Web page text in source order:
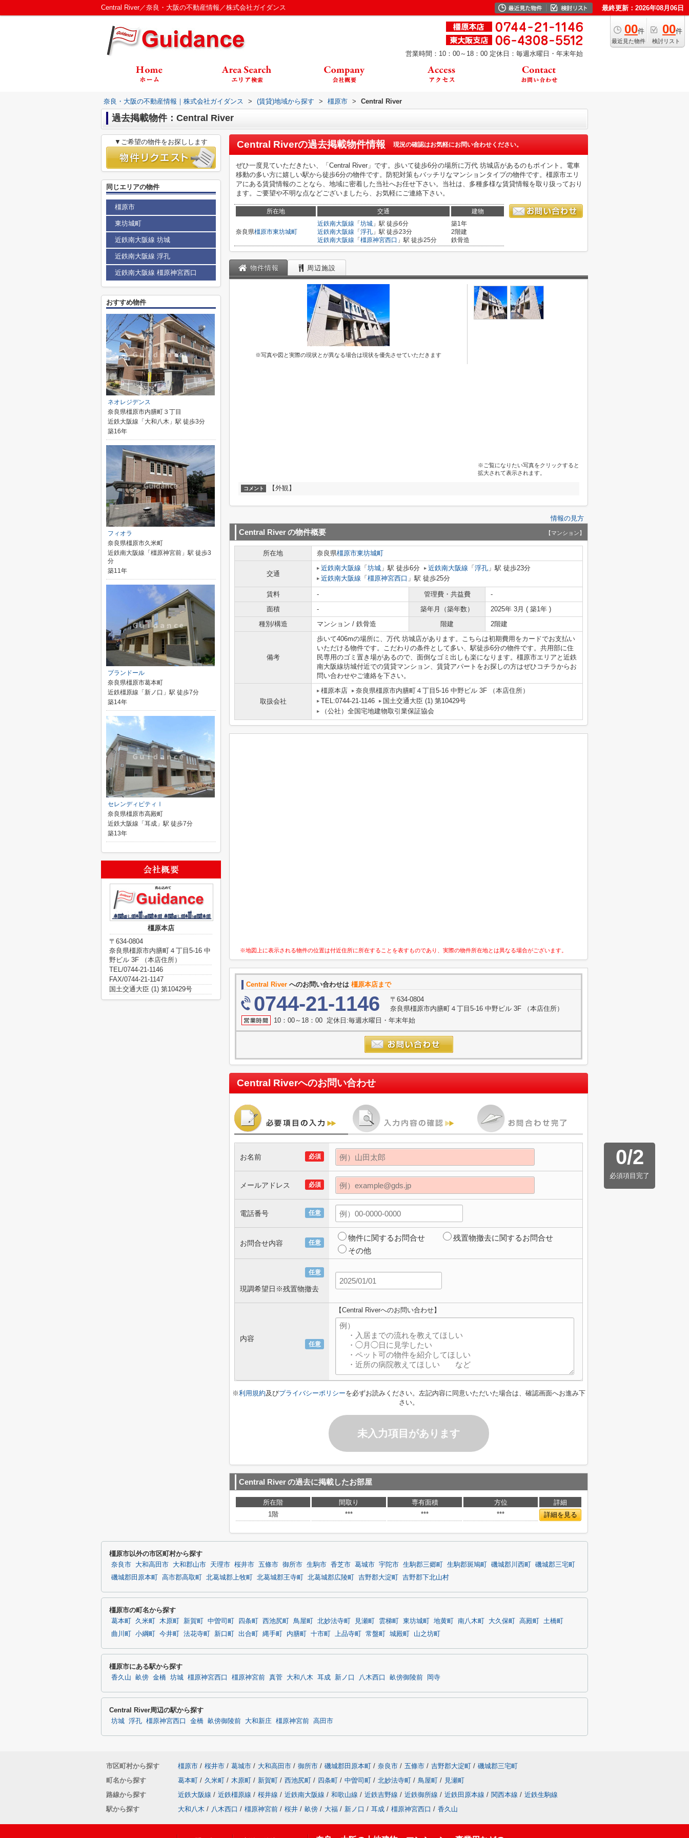
Central River／奈良・大阪の不動産情報／株式会社ガイダンス 最終更新：2026年08月06日
00件
最近見た物件
00件
検討リスト
営業時間：10：00～18：00 定休日：毎週水曜日・年末年始
奈良・大阪の不動産情報｜株式会社ガイダンス > (賃貸)地域から探す > 橿原市 > Central River
過去掲載物件：Central River
Central Riverの過去掲載物件情報 現況の確認はお気軽にお問い合わせください。
ぜひ一度見ていただきたい、「Central River」です。歩いて徒歩6分の場所に万代 坊城店があるのもポイント。電車
移動の多い方に嬉しい駅から徒歩6分の物件です。防犯対策もバッチリなマンションタイプの物件です。橿原市エリ
アにある賃貸情報のことなら、地域に密着した当社へお任せ下さい。当社は、多種多様な賃貸情報を取り扱っており
ます。ご要望や不明な点などございましたら、お気軽にご連絡下さい。
所在地 交通 建物
奈良県橿原市東坊城町
近鉄南大阪線 「 坊城 」駅 徒歩6分
近鉄南大阪線 「 浮孔 」駅 徒歩23分
近鉄南大阪線 「 橿原神宮西口 」駅 徒歩25分
築1年
2階建
鉄骨造
物件情報 周辺施設
※写真や図と実際の現状とが異なる場合は現状を優先させていただきます
※ご覧になりたい写真をクリックすると
拡大されて表示されます。
コメント 【外観】
情報の見方
Central Riverの物件概要 【マンション】
所在地 奈良県橿原市東坊城町
交通
近鉄南大阪線 「 坊城 」駅 徒歩6分 近鉄南大阪線 「 浮孔 」駅 徒歩23分
近鉄南大阪線 「 橿原神宮西口 」駅 徒歩25分
賃料 - 管理費・共益費
-
面積
- 築年月（築年数）
2025年 3月 ( 築1年 )
種別/構造
マンション / 鉄骨造 階建 2階建
備考
歩いて406mの場所に、万代 坊城店があります。こちらは初期費用をカードでお支払い
いただける物件です。こだわりの条件として多い、駅徒歩6分の物件です。共用部に住
民専用のゴミ置き場があるので、面倒なゴミ出しも楽になります。橿原市エリアと近鉄
南大阪線坊城付近での賃貸マンション、賃貸アパートをお探しの方はぜひコチラからお
問い合わせやご連絡を下さい。
取扱会社
橿原本店
奈良県橿原市内膳町４丁目5-16 中野ビル 3F （本店住所）
TEL:0744-21-1146
国土交通大臣 (1) 第10429号
（公社）全国宅地建物取引業保証協会
※地図上に表示される物件の位置は付近住所に所在することを表すものであり、実際の物件所在地とは異なる場合がございます。
Central River へのお問い合わせは 橿原本店まで
0744-21-1146
〒634-0804
奈良県橿原市内膳町４丁目5-16 中野ビル 3F （本店住所）
10：00～18：00 定休日:毎週水曜日・年末年始
Central Riverへのお問い合わせ
0/2
必須項目完了
必須
お名前
必須
メールアドレス
任意
電話番号
任意
お問合せ内容
物件に関するお問合せ
残置物撤去に関するお問合せ
その他
任意
現調希望日※残置物撤去
任意
内容
【Central Riverへのお問い合わせ】
※利用規約及びプライバシーポリシーを必ずお読みください。左記内容に同意いただいた場合は、確認画面へお進み下
さい。
未入力項目があります
Central Riverの過去に掲載したお部屋
所在階 間取り 専有面積 方位
詳細
1階
*** *** *** 詳細を見る
▼ご希望の物件をお探しします
同じエリアの物件
橿原市
東坊城町
近鉄南大阪線 坊城
近鉄南大阪線 浮孔
近鉄南大阪線 橿原神宮西口
おすすめ物件
ネオレジデンス
奈良県橿原市内膳町３丁目
近鉄大阪線「大和八木」駅 徒歩3分
築16年
フィオラ
奈良県橿原市久米町
近鉄南大阪線「橿原神宮前」駅 徒歩3
分
築11年
プランドール
奈良県橿原市葛本町
近鉄橿原線「新ノ口」駅 徒歩7分
築14年
セレンディピティⅠ
奈良県橿原市高殿町
近鉄大阪線「耳成」駅 徒歩7分
築13年
橿原本店
〒634-0804
奈良県橿原市内膳町４丁目5-16 中
野ビル 3F （本店住所）
TEL/0744-21-1146
FAX/0744-21-1147
国土交通大臣 (1) 第10429号
橿原市以外の市区町村から探す
奈良市 大和高田市 大和郡山市 天理市 桜井市 五條市 御所市 生駒市 香芝市 葛城市 宇陀市 生駒郡三郷町 生駒郡斑鳩町 磯城郡川西町
磯城郡三宅町
磯城郡田原本町
高市郡高取町 北葛城郡上牧町 北葛城郡王寺町 北葛城郡広陵町 吉野郡大淀町 吉野郡下北山村
橿原市の町名から探す
葛本町 久米町 木原町 新賀町 中曽司町 四条町 西池尻町 鳥屋町 北妙法寺町 見瀬町 雲梯町 東坊城町 地黄町 南八木町 大久保町 高殿町
土橋町
曲川町
小綱町 今井町 法花寺町 新口町 出合町 縄手町 内膳町 十市町 上品寺町 常盤町 城殿町 山之坊町
橿原市にある駅から探す
香久山 畝傍 金橋 坊城 橿原神宮西口 橿原神宮前 真菅 大和八木 耳成 新ノ口 八木西口 畝傍御陵前 岡寺
Central River周辺の駅から探す
坊城 浮孔 橿原神宮西口 金橋 畝傍御陵前 大和新庄 橿原神宮前 高田市
市区町村から探す 橿原市 / 桜井市 / 葛城市 / 大和高田市 / 御所市 / 磯城郡田原本町 / 奈良市 / 五條市 / 吉野郡大淀町 / 磯城郡三宅町
町名から探す
葛本町 / 久米町 / 木原町 / 新賀町 / 西池尻町 / 四条町 / 中曽司町 / 北妙法寺町 / 鳥屋町 / 見瀬町
路線から探す
近鉄大阪線 / 近鉄橿原線 / 桜井線 / 近鉄南大阪線 / 和歌山線 / 近鉄吉野線 / 近鉄御所線 / 近鉄田原本線 / 関西本線 / 近鉄生駒線
駅から探す
大和八木 / 八木西口 / 橿原神宮前 / 桜井 / 畝傍 / 大福 / 新ノ口 / 耳成 / 橿原神宮西口 / 香久山